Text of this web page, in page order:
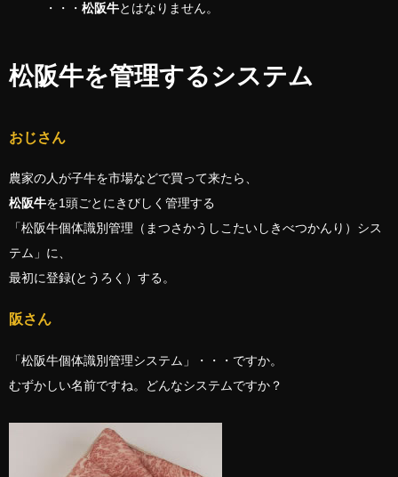
・・・ 松阪牛とはなりません。
松阪牛を管理するシステム
おじさん
農家の人が子牛を市場などで買って来たら、
松阪牛を1頭ごとにきびしく管理する
「松阪牛個体識別管理（まつさかうしこたいしきべつかんり）シス
テム」に、
最初に登録(とうろく）する。
阪さん
「松阪牛個体識別管理システム」・・・ですか。
むずかしい名前ですね。どんなシステムですか？